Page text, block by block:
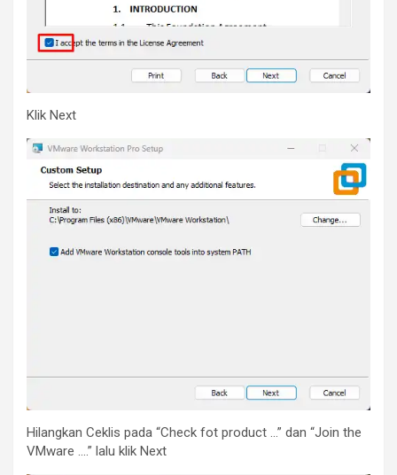
Klik Next
Hilangkan Ceklis pada “Check fot product …” dan “Join the
VMware ….” lalu klik Next